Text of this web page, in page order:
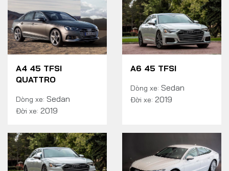
A4 45 TFSI
QUATTRO
Dòng xe: Sedan
Đời xe: 2019
A6 45 TFSI
Dòng xe: Sedan
Đời xe: 2019